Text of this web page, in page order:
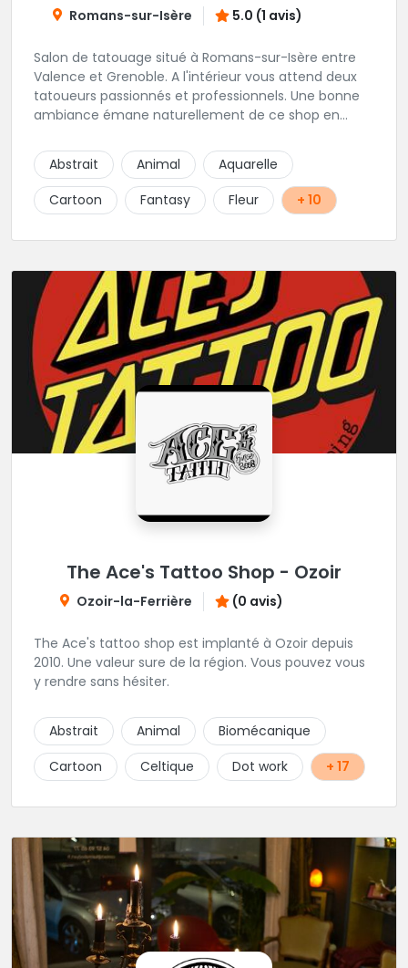
Romans-sur-Isère 5.0 (1 avis)
Salon de tatouage situé à Romans-sur-Isère entre
Valence et Grenoble. A l'intérieur vous attend deux
tatoueurs passionnés et professionnels. Une bonne
ambiance émane naturellement de ce shop en
Abstrait
Animal
Aquarelle
Cartoon
Fantasy Fleur + 10
The Ace's Tattoo Shop - Ozoir
Ozoir-la-Ferrière (0 avis)
The Ace's tattoo shop est implanté à Ozoir depuis
2010. Une valeur sure de la région. Vous pouvez vous
y rendre sans hésiter.
Abstrait Animal
Biomécanique
Cartoon
Celtique Dot work + 17